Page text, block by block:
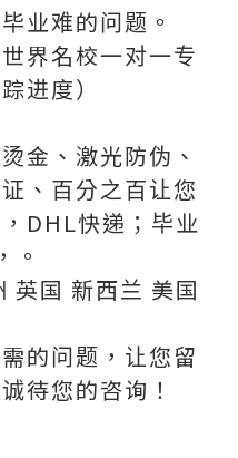
业难的问题。
界名校一对一专
进度）
金、激光防伪、
、百分之百让您
DHL快递；毕业
。
英国 新西兰 美国
的问题，让您留
待您的咨询！